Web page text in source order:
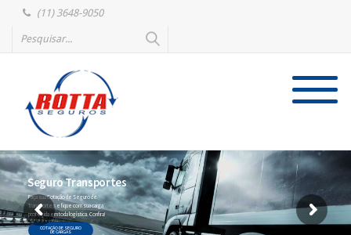
(11) 3648-9050
Seguro Transportes
Faça sua Cotação de Seguro de
Transportes e fique com sua carga
protegida em toda logística. Confira!
COTAÇÃO DE SEGURO
DE CARGAS